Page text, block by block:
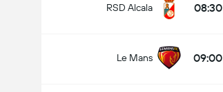
RSD Alcala 08:30
Le Mans 09:00